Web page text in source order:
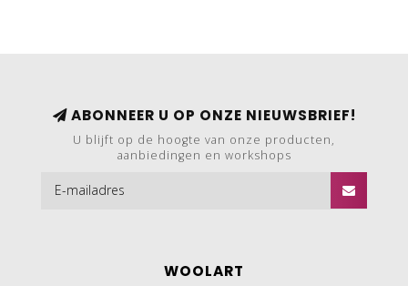
ABONNEER U OP ONZE NIEUWSBRIEF!
U blijft op de hoogte van onze producten,
aanbiedingen en workshops
WOOLART